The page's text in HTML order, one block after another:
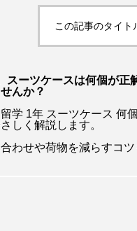
アベンジャーズ：ド
アンナ・サワイ イカ
ップリン ウィキッド
ニング オードリー・
この記事のタイト
スーツケースは何個が正
んか？
学 1年 スーツケース 何
しく解説します。
わせや荷物を減らすコ